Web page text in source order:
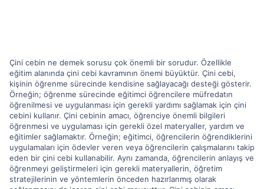
Çini cebin ne demek sorusu çok önemli bir sorudur. Özellikle
eğitim alanında çini cebi kavramının önemi büyüktür. Çini cebi,
kişinin öğrenme sürecinde kendisine sağlayacağı desteği gösterir.
Örneğin; öğrenme sürecinde eğitimci öğrencilere müfredatın
öğrenilmesi ve uygulanması için gerekli yardımı sağlamak için çini
cebini kullanır. Çini cebinin amacı, öğrenciye önemli bilgileri
öğrenmesi ve uygulaması için gerekli özel materyaller, yardım ve
eğitimler sağlamaktır. Örneğin; eğitimci, öğrencilerin öğrendiklerini
uygulamaları için ödevler veren veya öğrencilerin çalışmalarını takip
eden bir çini cebi kullanabilir. Aynı zamanda, öğrencilerin anlayış ve
öğrenmeyi geliştirmeleri için gerekli materyallerin, öğretim
stratejilerinin ve yöntemlerin önceden hazırlanmış olarak